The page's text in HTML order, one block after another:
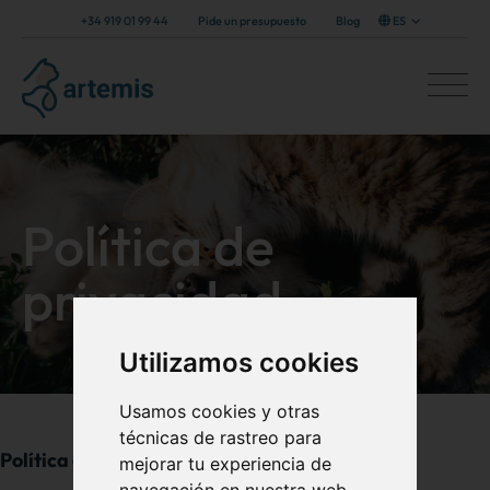
Utilizamos cookies
Usamos cookies y otras
técnicas de rastreo para
mejorar tu experiencia de
+34 919 01 99 44 Pide un presupuesto Blog ES
Política de
privacidad
Política de Privacidad Web